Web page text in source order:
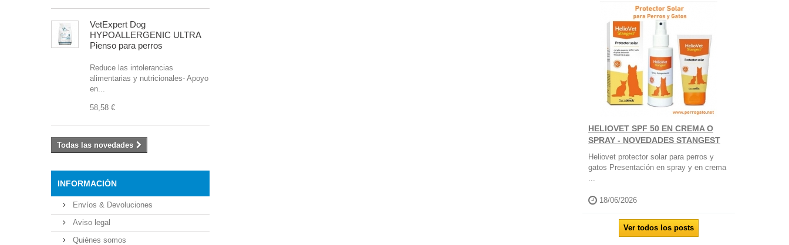
VetExpert Dog
HYPOALLERGENIC ULTRA
Pienso para perros
Reduce las intolerancias
alimentarias y nutricionales- Apoyo
en...
58,58 €
Todas las novedades
INFORMACIÓN
Envíos & Devoluciones
Aviso legal
Quiénes somos
HELIOVET SPF 50 EN CREMA O
SPRAY - NOVEDADES STANGEST
Heliovet protector solar para perros y
gatos Presentación en spray y en crema
...
18/06/2026
Ver todos los posts